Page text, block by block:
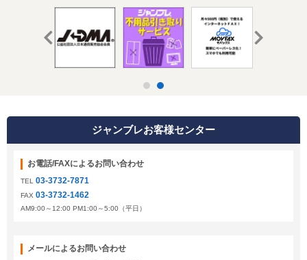
ジャンブレお客様センター
お電話/FAXによるお問い合わせ
TEL 03-3732-7871
FAX 03-3732-1462
AM9:00～12:00 PM1:00～5:00（平日）
メールによるお問い合わせ